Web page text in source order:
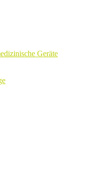
Geräte